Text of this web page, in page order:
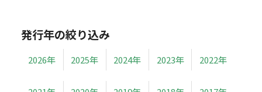
発行年の絞り込み
2026年 2025年 2024年 2023年 2022年